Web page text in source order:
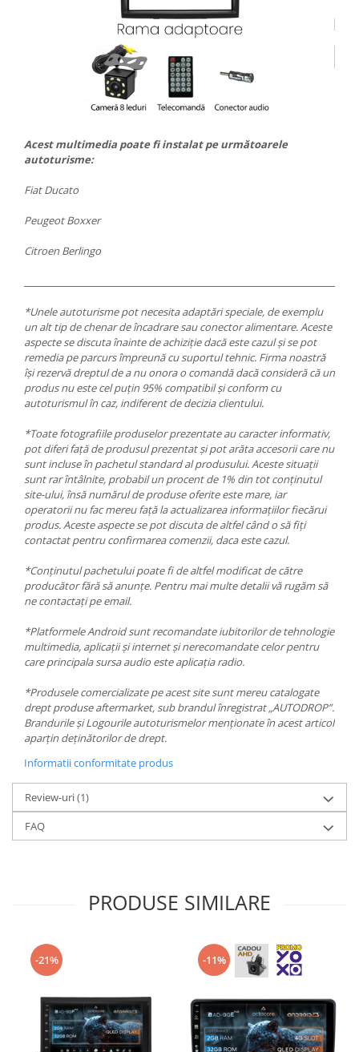
Acest multimedia poate fi instalat pe următoarele
autoturisme:
Fiat Ducato
Peugeot Boxxer
Citroen Berlingo
*Unele autoturisme pot necesita adaptări speciale, de exemplu
un alt tip de chenar de încadrare sau conector alimentare. Aceste
aspecte se discuta înainte de achiziție dacă este cazul și se pot
remedia pe parcurs împreună cu suportul tehnic. Firma noastră
își rezervă dreptul de a nu onora o comandă dacă consideră că un
produs nu este cel puțin 95% compatibil și conform cu
autoturismul în caz, indiferent de decizia clientului.
*Toate fotografiile produselor prezentate au caracter informativ,
pot diferi față de produsul prezentat și pot arăta accesorii care nu
sunt incluse în pachetul standard al produsului. Aceste situații
sunt rar întâlnite, probabil un procent de 1% din tot conținutul
site-ului, însă numărul de produse oferite este mare, iar
operatorii nu fac mereu față la actualizarea informațiilor fiecărui
produs. Aceste aspecte se pot discuta de altfel când o să fiți
contactat pentru confirmarea comenzii, daca este cazul.
*Conținutul pachetului poate fi de altfel modificat de către
producător fără să anunțe. Pentru mai multe detalii vă rugăm să
ne contactați pe email.
*Platformele Android sunt recomandate iubitorilor de tehnologie
multimedia, aplicații și internet și nerecomandate celor pentru
care principala sursa audio este aplicația radio.
*Produsele comercializate pe acest site sunt mereu catalogate
drept produse aftermarket, sub brandul înregistrat „AUTODROP”.
Brandurile și Logourile autoturismelor menționate în acest articol
aparțin deținătorilor de drept.
Informatii conformitate produs
Review-uri(1)
FAQ
PRODUSE SIMILARE
-21% -11%